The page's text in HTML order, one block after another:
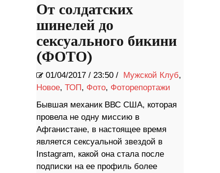
От солдатских
шинелей до
сексуального бикини
(ФОТО)
01/04/2017 / 23:50 / Мужской Клуб,
Новое, ТОП, Фото, Фоторепортажи
Бывшая механик ВВС США, которая
провела не одну миссию в
Афганистане, в настоящее время
является сексуальной звездой в
Instagram, какой она стала после
подписки на ее профиль более